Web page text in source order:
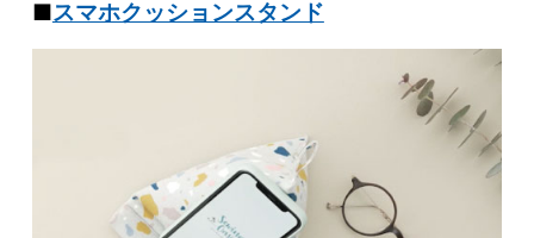
■スマホクッションスタンド